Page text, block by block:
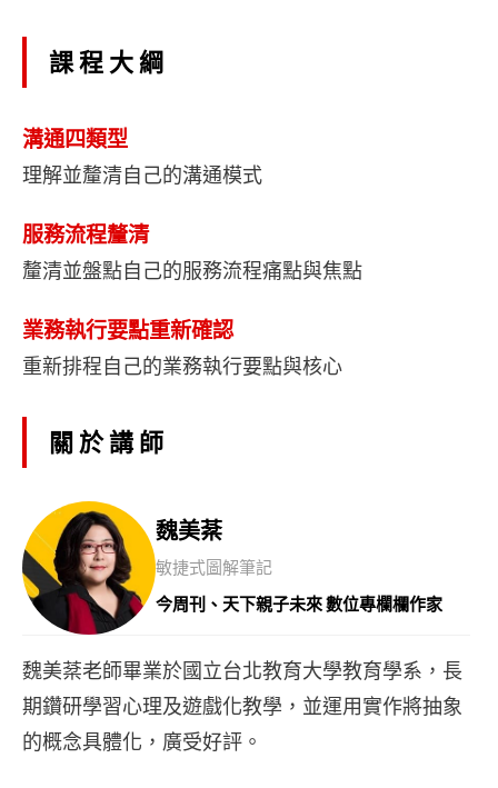
課程大綱
溝通四類型
理解並釐清自己的溝通模式
服務流程釐清
釐清並盤點自己的服務流程痛點與焦點
業務執行要點重新確認
重新排程自己的業務執行要點與核心
關於講師
魏美棻
敏捷式圖解筆記
今周刊、天下親⼦未來 數位專欄欄作家
魏美棻老師畢業於國立台北教育大學教育學系，長
期鑽研學習心理及遊戲化教學，並運用實作將抽象
的概念具體化，廣受好評。